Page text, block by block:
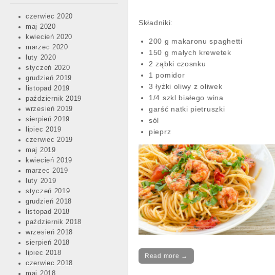
czerwiec 2020
maj 2020
kwiecień 2020
marzec 2020
luty 2020
styczeń 2020
grudzień 2019
listopad 2019
październik 2019
wrzesień 2019
sierpień 2019
lipiec 2019
czerwiec 2019
maj 2019
kwiecień 2019
marzec 2019
luty 2019
styczeń 2019
grudzień 2018
listopad 2018
październik 2018
wrzesień 2018
sierpień 2018
lipiec 2018
czerwiec 2018
maj 2018
Składniki:
200 g makaronu spaghetti
150 g małych krewetek
2 ząbki czosnku
1 pomidor
3 łyżki oliwy z oliwek
1/4 szkl białego wina
garść natki pietruszki
sól
pieprz
Read more →